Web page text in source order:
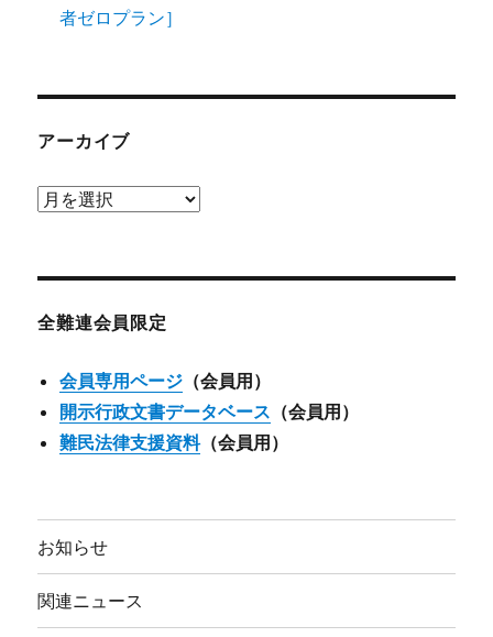
者ゼロプラン］
アーカイブ
ア
ブ
全難連会員限定
会員専用ページ （会員用）
開示行政文書データベース （会員用）
難民法律支援資料（会員用）
お知らせ
関連ニュース